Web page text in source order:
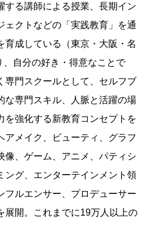
する講師による授業、長期イン
ェクトなどの「実践教育」を通
育成している（東京・大阪・名
自分の好き・得意なことで
専門スクールとして、セルフブ
な専門スキル、人脈と活躍の場
を強化する新教育コンセプトを
アメイク、ビューティ、グラフ
像、ゲーム、アニメ、パティシ
ング、エンターテインメント領
フルエンサー、プロデューサー
展開。これまでに19万人以上の